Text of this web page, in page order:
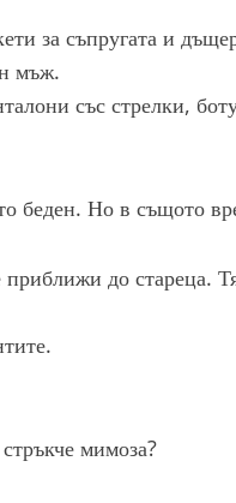
за съпругата и
мъж.
със стрелки,
беден. Но в същото
до стареца.
мимоза?